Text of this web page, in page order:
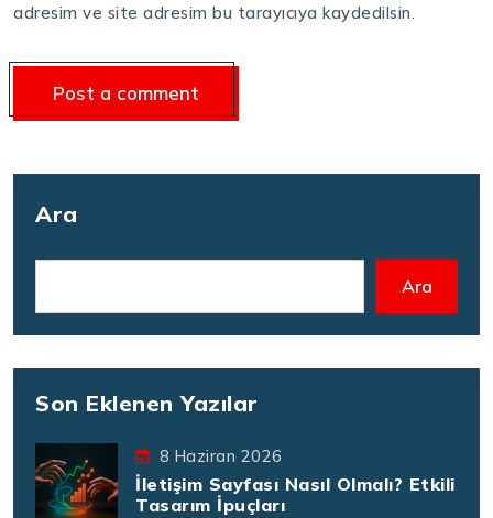
adresim ve site adresim bu tarayıcıya kaydedilsin.
Ara
Ara
Son Eklenen Yazılar
8 Haziran 2026
İletişim Sayfası Nasıl Olmalı? Etkili
Tasarım İpuçları